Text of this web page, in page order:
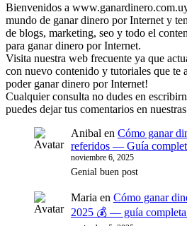
Bienvenidos a
mundo de ganar dinero por Internet y
de blogs, marketing, seo y todo el
para ganar dinero por Internet.
Visita nuestra web frecuente ya que
con nuevo contenido y tutoriales que te
poder ganar dinero por Internet!
Cualquier consulta no dudes en
puedes dejar tus comentarios en
Anibal en Cómo ganar
referidos — Guía
noviembre 6, 2025
Genial buen post
Maria en Cómo ganar
2025 💰 — guía